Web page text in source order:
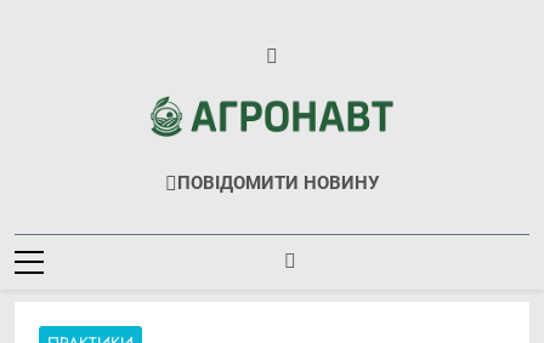
Агронавт
Новини Українського Агробізнесу
ПОВІДОМИТИ НОВИНУ